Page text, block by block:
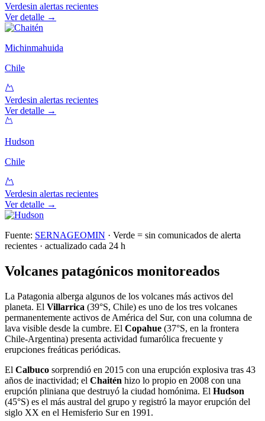
Verdesin alertas recientes
Ver detalle →
Michinmahuida
Chile
Verdesin alertas recientes
Ver detalle →
Hudson
Chile
Verdesin alertas recientes
Ver detalle →
Fuente: SERNAGEOMIN · Verde = sin comunicados de alerta
recientes · actualizado cada 24 h
Volcanes patagónicos monitoreados
La Patagonia alberga algunos de los volcanes más activos del
planeta. El Villarrica (39°S, Chile) es uno de los tres volcanes
permanentemente activos de América del Sur, con una columna de
lava visible desde la cumbre. El Copahue (37°S, en la frontera
Chile-Argentina) presenta actividad fumarólica frecuente y
erupciones freáticas periódicas.
El Calbuco sorprendió en 2015 con una erupción explosiva tras 43
años de inactividad; el Chaitén hizo lo propio en 2008 con una
erupción pliniana que destruyó la ciudad homónima. El Hudson
(45°S) es el más austral del grupo y registró la mayor erupción del
siglo XX en el Hemisferio Sur en 1991.